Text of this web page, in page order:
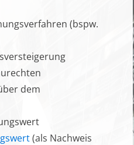
(bspw.
dem
(als Nachweis